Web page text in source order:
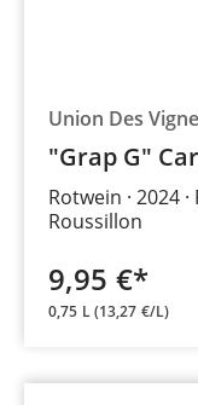
Union Des
"Grap G"
Rotwein 2024
Roussillon
9,95 €*
0,75 L(13,27 €/L)